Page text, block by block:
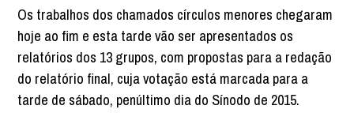
Os trabalhos dos chamados círculos menores chegaram
hoje ao fim e esta tarde vão ser apresentados os
relatórios dos 13 grupos, com propostas para a redação
do relatório final, cuja votação está marcada para a
tarde de sábado, penúltimo dia do Sínodo de 2015.